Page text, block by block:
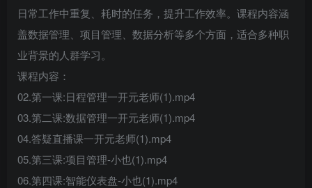
日常工作中重复、耗时的任务，提升工作效率。课程内容涵
盖数据管理、项目管理、数据分析等多个方面，适合多种职
业背景的人群学习。
课程内容：
02.第一课:日程管理一开元老师(1).mp4
03.第二课:数据管理一开元老师(1).mp4
04.答疑直播课一开元老师(1).mp4
05.第三课:项目管理-小也(1).mp4
06.第四课:智能仪表盘-小也(1).mp4